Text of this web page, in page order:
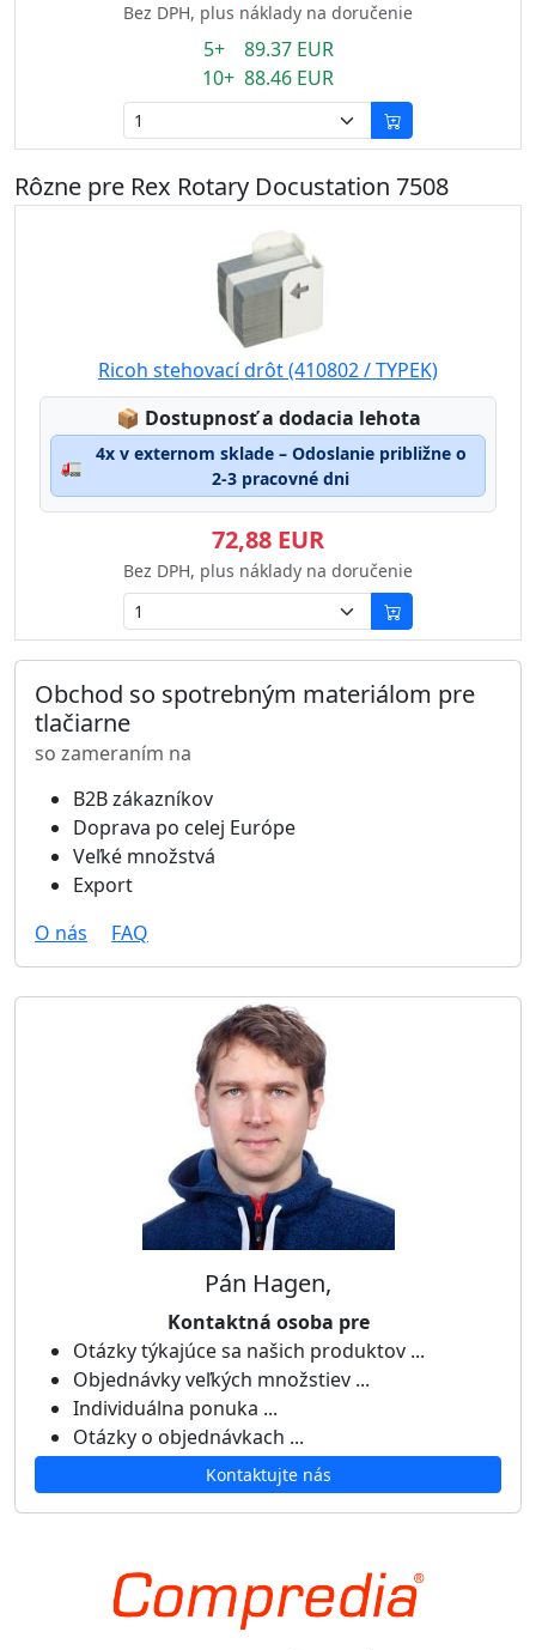
Bez DPH, plus náklady na doručenie
5+ 89.37 EUR
10+ 88.46 EUR
Rôzne pre Rex Rotary Docustation 7508
Ricoh stehovací drôt (410802 / TYPEK)
📦 Lagerstatus:
Dostupnosť a dodacia lehota
🚛
4x v externom sklade – Odoslanie približne o
2-3 pracovné dni
72,88 EUR
Bez DPH, plus náklady na doručenie
Obchod so spotrebným materiálom pre
tlačiarne
so zameraním na
B2B zákazníkov
Doprava po celej Európe
Veľké množstvá
Export
O nás
FAQ
Pán Hagen,
Kontaktná osoba pre
Otázky týkajúce sa našich produktov ...
Objednávky veľkých množstiev ...
Individuálna ponuka ...
Otázky o objednávkach ...
Kontaktujte nás